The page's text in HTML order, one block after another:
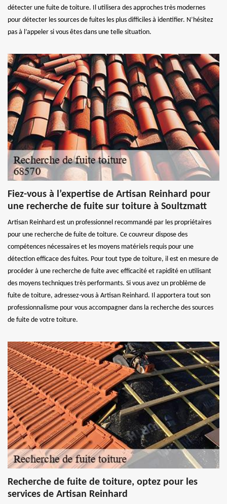
détecter une fuite de toiture. Il utilisera des approches très modernes
pour détecter les sources de fuites les plus difficiles à identifier. N’hésitez
pas à l’appeler si vous êtes dans une telle situation.
Fiez-vous à l’expertise de Artisan Reinhard pour
une recherche de fuite sur toiture à Soultzmatt
Artisan Reinhard est un professionnel recommandé par les propriétaires
pour une recherche de fuite de toiture. Ce couvreur dispose des
compétences nécessaires et les moyens matériels requis pour une
détection efficace des fuites. Pour tout type de toiture, il est en mesure de
procéder à une recherche de fuite avec efficacité et rapidité en utilisant
des moyens techniques très performants. Si vous avez un problème de
fuite de toiture, adressez-vous à Artisan Reinhard. Il apportera tout son
professionnalisme pour vous accompagner dans la recherche des sources
de fuite de votre toiture.
Recherche de fuite de toiture, optez pour les
services de Artisan Reinhard